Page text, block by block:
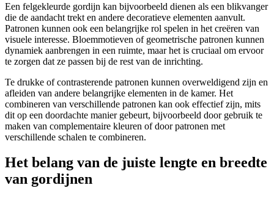
Een felgekleurde gordijn kan bijvoorbeeld dienen als een blikvanger
die de aandacht trekt en andere decoratieve elementen aanvult.
Patronen kunnen ook een belangrijke rol spelen in het creëren van
visuele interesse. Bloemmotieven of geometrische patronen kunnen
dynamiek aanbrengen in een ruimte, maar het is cruciaal om ervoor
te zorgen dat ze passen bij de rest van de inrichting.
Te drukke of contrasterende patronen kunnen overweldigend zijn en
afleiden van andere belangrijke elementen in de kamer. Het
combineren van verschillende patronen kan ook effectief zijn, mits
dit op een doordachte manier gebeurt, bijvoorbeeld door gebruik te
maken van complementaire kleuren of door patronen met
verschillende schalen te combineren.
Het belang van de juiste lengte en breedte
van gordijnen